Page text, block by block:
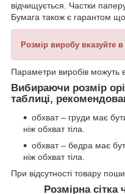
відчищується. Частки
Бумага також є гарантом
Розмір виробу вказуйте
Параметри виробів можуть
Вибираючи розмір
таблиці,
обхват – груди має
ніж обхват тіла.
обхват – бедра має
ніж обхват тіла.
При відсутності товару
Розмірна сітка